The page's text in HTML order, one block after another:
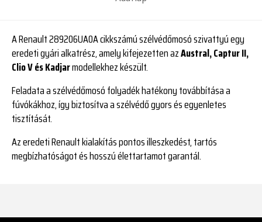
A Renault 289206UA0A cikkszámú szélvédőmosó szivattyú egy
eredeti gyári alkatrész, amely kifejezetten azAustral, Captur II,
Clio V és Kadjarmodellekhez készült.
Feladata a szélvédőmosó folyadék hatékony továbbítása a
fúvókákhoz, így biztosítva a szélvédő gyors és egyenletes
tisztítását.
Az eredeti Renault kialakítás pontos illeszkedést, tartós
megbízhatóságot és hosszú élettartamot garantál.